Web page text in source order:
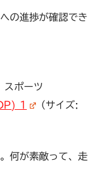
の進捗が確認でき
スポーツ
1
（サイズ:
何が素敵って、走